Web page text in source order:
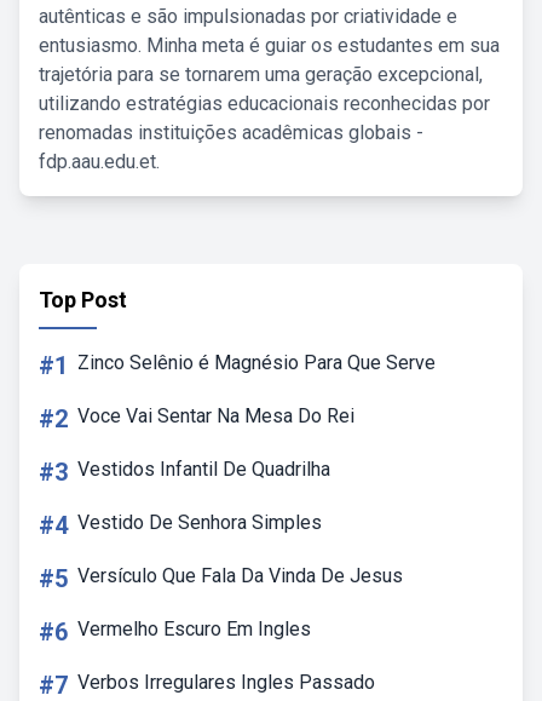
autênticas e são impulsionadas por criatividade e
entusiasmo. Minha meta é guiar os estudantes em sua
trajetória para se tornarem uma geração excepcional,
utilizando estratégias educacionais reconhecidas por
renomadas instituições acadêmicas globais -
fdp.aau.edu.et.
Top Post
#1 Zinco Selênio é Magnésio Para Que Serve
#2 Voce Vai Sentar Na Mesa Do Rei
#3 Vestidos Infantil De Quadrilha
#4 Vestido De Senhora Simples
#5 Versículo Que Fala Da Vinda De Jesus
#6 Vermelho Escuro Em Ingles
#7 Verbos Irregulares Ingles Passado